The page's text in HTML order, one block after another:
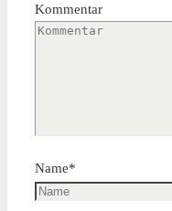
Kommentar
Name*